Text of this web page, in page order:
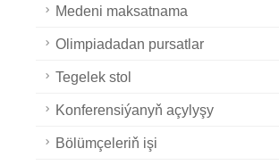
Medeni maksatnama
Olimpiadadan pursatlar
Tegelek stol
Konferensiýanyň açylyşy
Bölümçeleriň işi